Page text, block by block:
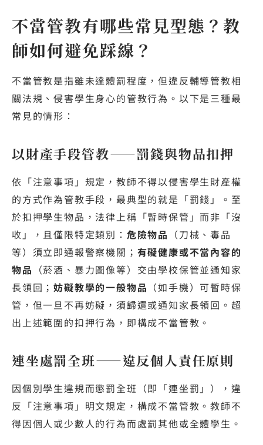
不當管教有哪些常見型態？教
師如何避免踩線？
不當管教是指雖未達體罰程度，但違反輔導管教相
關法規、侵害學生身心的管教行為。以下是三種最
常見的情形：
以財產手段管教——罰錢與物品扣押
依「注意事項」規定，教師不得以侵害學生財產權
的方式作為管教手段，最典型的就是「罰錢」。至
於扣押學生物品，法律上稱「暫時保管」而非「沒
收」，且僅限特定類別： 危險物品 （刀械、毒品
等）須立即通報警察機關； 有礙健康或不當內容的
物品 （菸酒、暴力圖像等）交由學校保管並通知家
長領回；妨礙教學的一般物品 （如手機）可暫時保
管，但一旦不再妨礙，須歸還或通知家長領回。超
出上述範圍的扣押行為，即構成不當管教。
連坐處罰全班——違反個人責任原則
因個別學生違規而懲罰全班（即「連坐罰」），違
反「注意事項」明文規定，構成不當管教。教師不
得因個人或少數人的行為而處罰其他或全體學生。